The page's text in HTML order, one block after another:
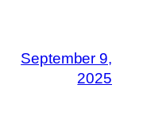
September 9,
2025